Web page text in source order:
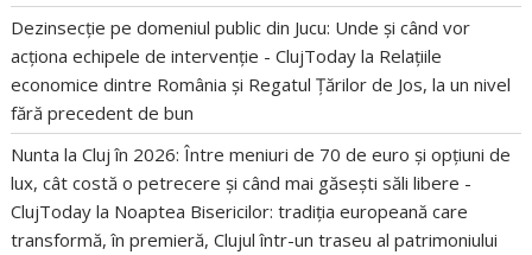
Dezinsecție pe domeniul public din Jucu: Unde și când vor
acționa echipele de intervenție - ClujToday la Relațiile
economice dintre România și Regatul Țărilor de Jos, la un nivel
fără precedent de bun
Nunta la Cluj în 2026: Între meniuri de 70 de euro și opțiuni de
lux, cât costă o petrecere și când mai găsești săli libere -
ClujToday la Noaptea Bisericilor: tradiția europeană care
transformă, în premieră, Clujul într-un traseu al patrimoniului